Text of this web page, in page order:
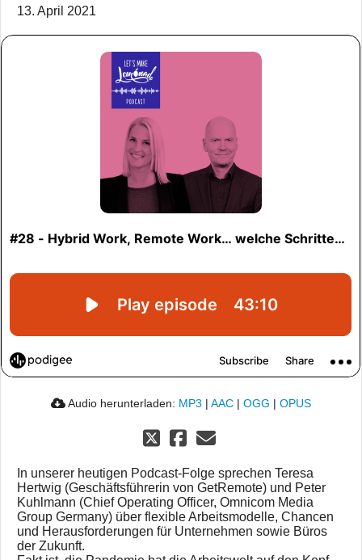
13. April 2021
Audio herunterladen: MP3 | AAC | OGG | OPUS
In unserer heutigen Podcast-Folge sprechen Teresa
Hertwig (Geschäftsführerin von GetRemote) und Peter
Kuhlmann (Chief Operating Officer, Omnicom Media
Group Germany) über flexible Arbeitsmodelle, Chancen
und Herausforderungen für Unternehmen sowie Büros
der Zukunft.